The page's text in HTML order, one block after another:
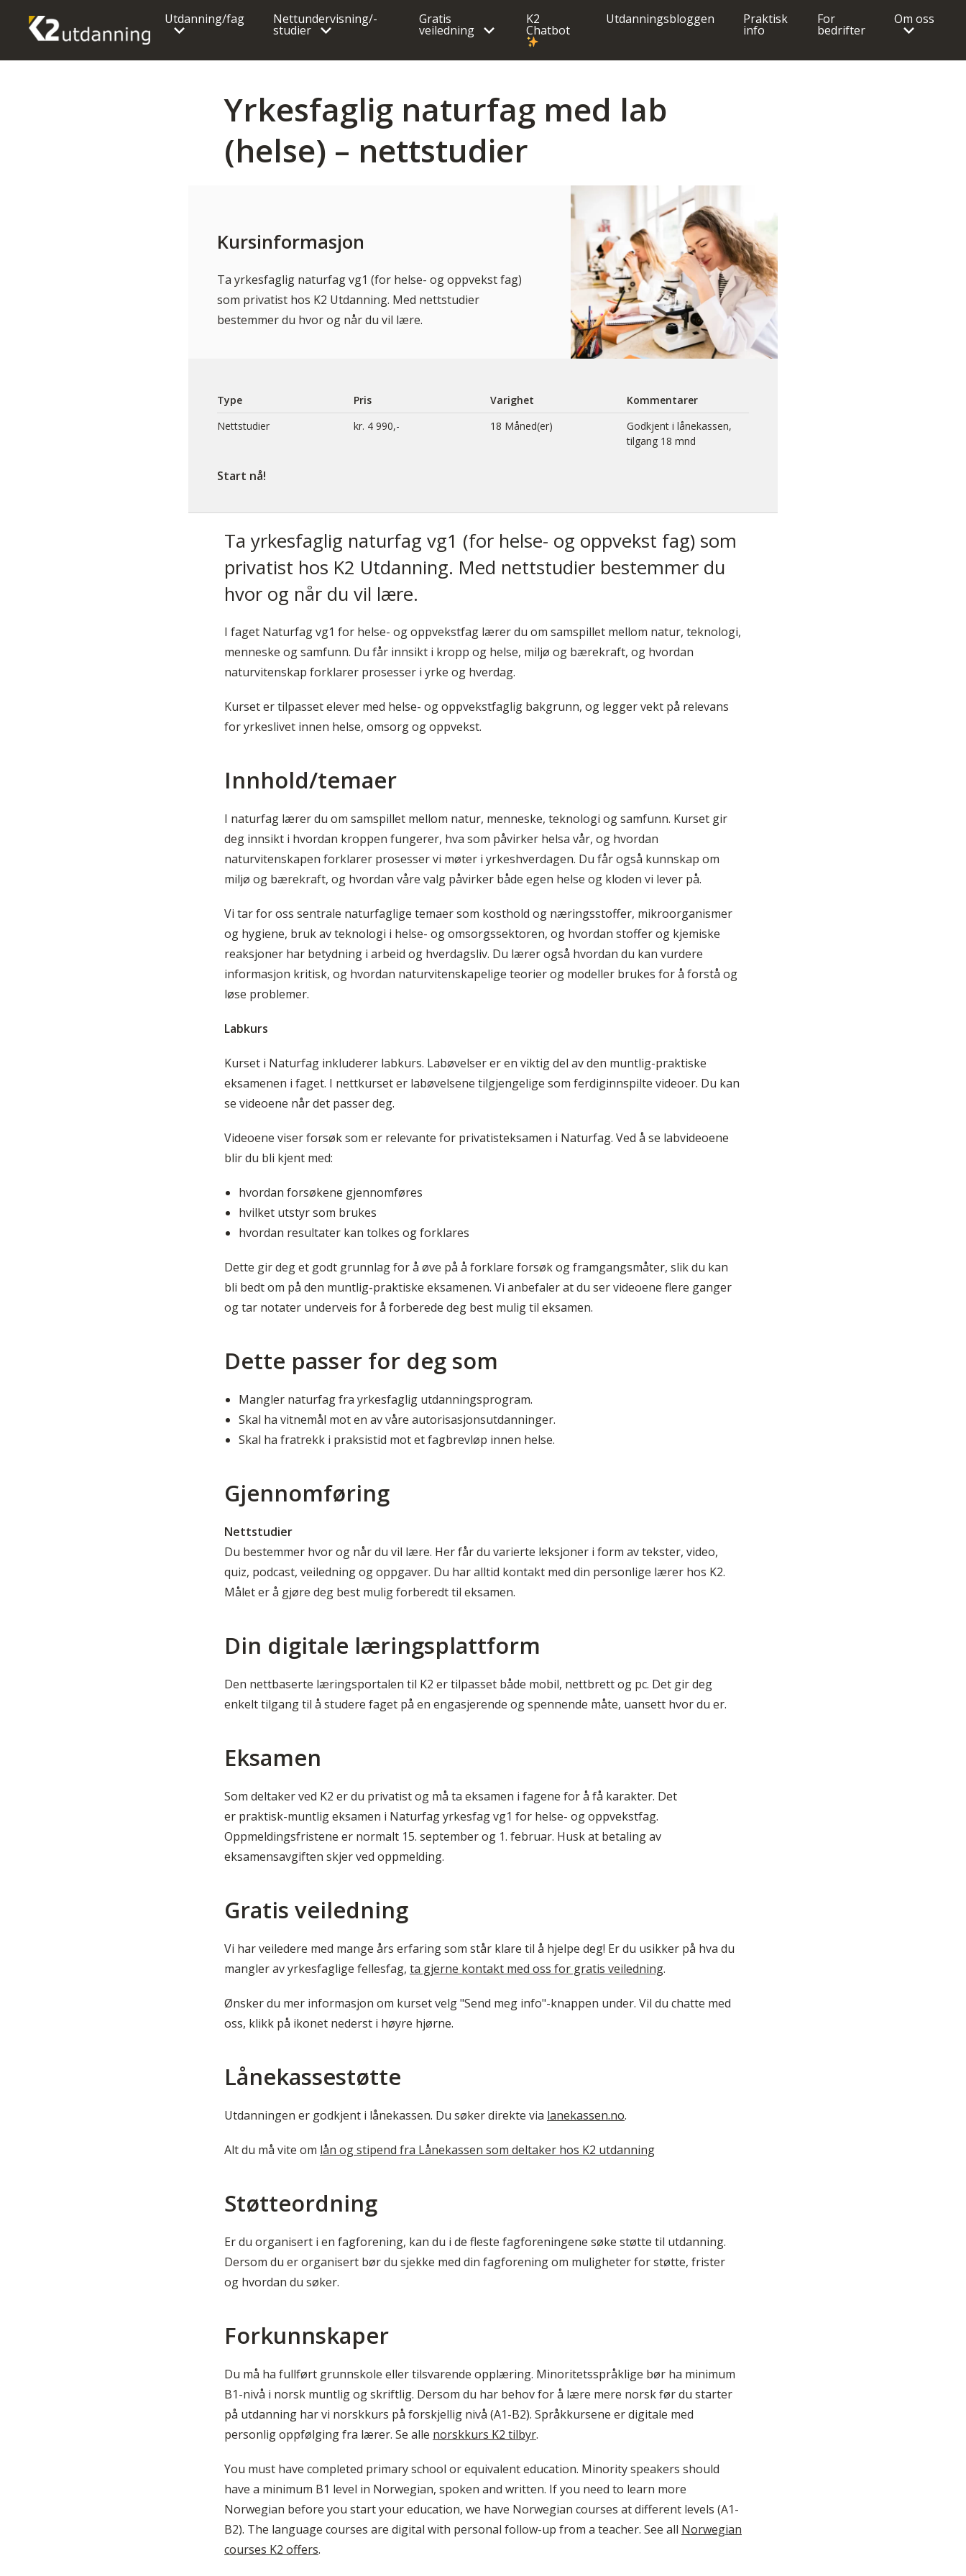
Utdanning/fag Nettundervisning/-
studier
Helsesekretær
Tannhelsesekretær
Barne- og ungdomsarbeider
Gratis
veiledning
K2
Chatbot
Utdanningsbloggen Praktisk
info
For
bedrifter
Om oss
Yrkesfaglig naturfag med lab
(helse) – nettstudier
Kursinformasjon
Ta yrkesfaglig naturfag vg1 (for helse- og oppvekst fag)
som privatist hos K2 Utdanning. Med nettstudier
bestemmer du hvor og når du vil lære.
Type Pris Varighet
Kommentarer
Nettstudier
kr. 4 990,- 18 Måned(er)
Godkjent i lånekassen,
tilgang 18 mnd
Start nå!
Ta yrkesfaglig naturfag vg1 (for helse- og oppvekst fag) som
privatist hos K2 Utdanning. Med nettstudier bestemmer du
hvor og når du vil lære.
I faget Naturfag vg1 for helse- og oppvekstfag lærer du om samspillet mellom natur, teknologi,
menneske og samfunn. Du får innsikt i kropp og helse, miljø og bærekraft, og hvordan
naturvitenskap forklarer prosesser i yrke og hverdag.
Kurset er tilpasset elever med helse- og oppvekstfaglig bakgrunn, og legger vekt på relevans
for yrkeslivet innen helse, omsorg og oppvekst.
Innhold/temaer
I naturfag lærer du om samspillet mellom natur, menneske, teknologi og samfunn. Kurset gir
deg innsikt i hvordan kroppen fungerer, hva som påvirker helsa vår, og hvordan
naturvitenskapen forklarer prosesser vi møter i yrkeshverdagen. Du får også kunnskap om
miljø og bærekraft, og hvordan våre valg påvirker både egen helse og kloden vi lever på.
Vi tar for oss sentrale naturfaglige temaer som kosthold og næringsstoffer, mikroorganismer
og hygiene, bruk av teknologi i helse- og omsorgssektoren, og hvordan stoffer og kjemiske
reaksjoner har betydning i arbeid og hverdagsliv. Du lærer også hvordan du kan vurdere
informasjon kritisk, og hvordan naturvitenskapelige teorier og modeller brukes for å forstå og
løse problemer.
Labkurs
Kurset i Naturfag inkluderer labkurs. Labøvelser er en viktig del av den muntlig-praktiske
eksamenen i faget. I nettkurset er labøvelsene tilgjengelige som ferdiginnspilte videoer. Du kan
se videoene når det passer deg.
Videoene viser forsøk som er relevante for privatisteksamen i Naturfag. Ved å se labvideoene
blir du bli kjent med:
hvordan forsøkene gjennomføres
hvilket utstyr som brukes
hvordan resultater kan tolkes og forklares
Dette gir deg et godt grunnlag for å øve på å forklare forsøk og framgangsmåter, slik du kan
bli bedt om på den muntlig-praktiske eksamenen. Vi anbefaler at du ser videoene flere ganger
og tar notater underveis for å forberede deg best mulig til eksamen.
Dette passer for deg som
Mangler naturfag fra yrkesfaglig utdanningsprogram.
Skal ha vitnemål mot en av våre autorisasjonsutdanninger.
Skal ha fratrekk i praksistid mot et fagbrevløp innen helse.
Gjennomføring
Nettstudier
Du bestemmer hvor og når du vil lære. Her får du varierte leksjoner i form av tekster, video,
quiz, podcast, veiledning og oppgaver. Du har alltid kontakt med din personlige lærer hos K2.
Målet er å gjøre deg best mulig forberedt til eksamen.
Din digitale læringsplattform
Den nettbaserte læringsportalen til K2 er tilpasset både mobil, nettbrett og pc. Det gir deg
enkelt tilgang til å studere faget på en engasjerende og spennende måte, uansett hvor du er.
Eksamen
Som deltaker ved K2 er du privatist og må ta eksamen i fagene for å få karakter. Det
er praktisk-muntlig eksamen i Naturfag yrkesfag vg1 for helse- og oppvekstfag.
Oppmeldingsfristene er normalt 15. september og 1. februar. Husk at betaling av
eksamensavgiften skjer ved oppmelding.
Gratis veiledning
Vi har veiledere med mange års erfaring som står klare til å hjelpe deg! Er du usikker på hva du
mangler av yrkesfaglige fellesfag, ta gjerne kontakt med oss for gratis veiledning.
Ønsker du mer informasjon om kurset velg "Send meg info"-knappen under. Vil du chatte med
oss, klikk på ikonet nederst i høyre hjørne.
Lånekassestøtte
Utdanningen er godkjent i lånekassen. Du søker direkte via lanekassen.no.
Alt du må vite om lån og stipend fra Lånekassen som deltaker hos K2 utdanning
Støtteordning
Er du organisert i en fagforening, kan du i de fleste fagforeningene søke støtte til utdanning.
Dersom du er organisert bør du sjekke med din fagforening om muligheter for støtte, frister
og hvordan du søker.
Forkunnskaper
Du må ha fullført grunnskole eller tilsvarende opplæring. Minoritetsspråklige bør ha minimum
B1-nivå i norsk muntlig og skriftlig. Dersom du har behov for å lære mere norsk før du starter
på utdanning har vi norskkurs på forskjellig nivå (A1-B2). Språkkursene er digitale med
personlig oppfølging fra lærer. Se alle norskkurs K2 tilbyr.
You must have completed primary school or equivalent education. Minority speakers should
have a minimum B1 level in Norwegian, spoken and written. If you need to learn more
Norwegian before you start your education, we have Norwegian courses at different levels (A1-
B2). The language courses are digital with personal follow-up from a teacher. See all Norwegian
courses K2 offers.